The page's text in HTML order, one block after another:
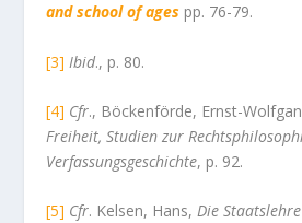
and school of ages pp. 76-79.
[3] Ibid., p. 80.
[4] Cfr., Böckenförde, Ernst-
Freiheit, Studien zur
Verfassungsgeschichte, p. 92.
[5] Cfr. Kelsen, Hans,Die